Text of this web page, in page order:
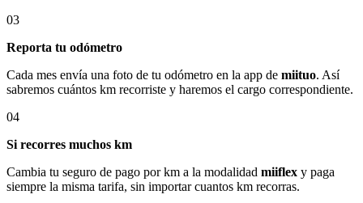
03
Reporta tu odómetro
Cada mes envía una foto de tu odómetro en la app de miituo. Así
sabremos cuántos km recorriste y haremos el cargo correspondiente.
04
Si recorres muchos km
Cambia tu seguro de pago por km a la modalidad miiflex y paga
siempre la misma tarifa, sin importar cuantos km recorras.